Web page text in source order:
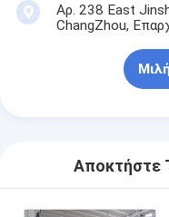
Φγμένη λειωμένο
Αρ. 238 East
ChangZhou,
Αποκτήστε